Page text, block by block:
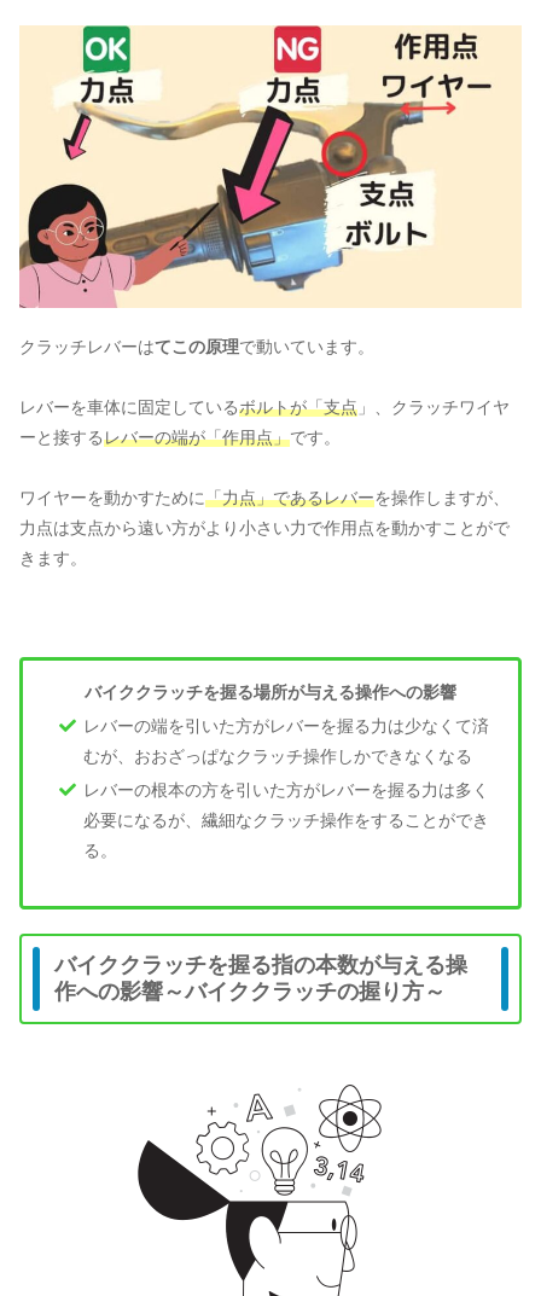
クラッチレバーはてこの原理で動いています。
レバーを車体に固定しているボルトが「支点 」、クラッチワイヤ
ーと接するレバーの端が「作用点」です。
ワイヤーを動かすために「力点」であるレバーを操作しますが、
力点は支点から遠い方がより小さい力で作用点を動かすことがで
きます。
バイククラッチを握る場所が与える操作への影響
レバーの端を引いた方がレバーを握る力は少なくて済
むが、おおざっぱなクラッチ操作しかできなくなる
レバーの根本の方を引いた方がレバーを握る力は多く
必要になるが、繊細なクラッチ操作をすることができ
る。
バイククラッチを握る指の本数が与える操
作への影響～バイククラッチの握り方～